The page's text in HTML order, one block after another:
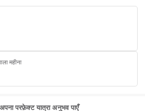
महीना
परफ़ेक्ट यात्रा अनुभव पाएँ